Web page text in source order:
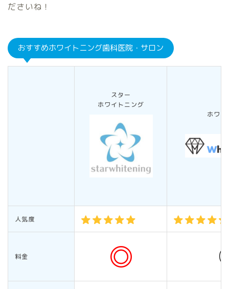
ださいね！
おすすめホワイトニング歯科医院・サロン
スター
ホワイトニング
ホワイ
人気度
料金